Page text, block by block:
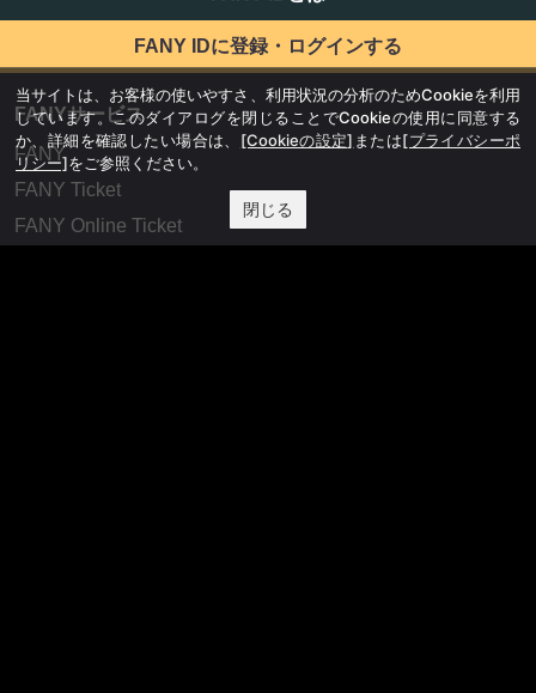
FANY IDに登録・ログインする
FANYサービス
FANY
FANY Ticket
FANY Online Ticket
当サイトは、お客様の使いやすさ、利用状況の分析のためCookieを利用
しています。このダイアログを閉じることでCookieの使用に同意する
か、詳細を確認したい場合は、 [Cookieの設定] または[プライバシーポ
リシー]をご参照ください。
閉じる